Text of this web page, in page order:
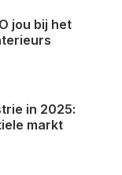
jou bij het
in 2025:
markt